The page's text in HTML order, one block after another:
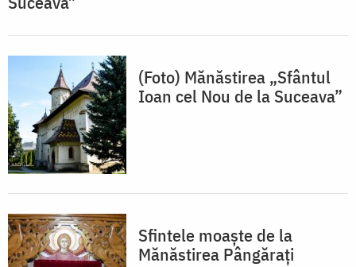
(Foto) Mănăstirea „Sfântul
Ioan cel Nou de la Suceava”
Sfintele moaște de la
Mănăstirea Pângărați